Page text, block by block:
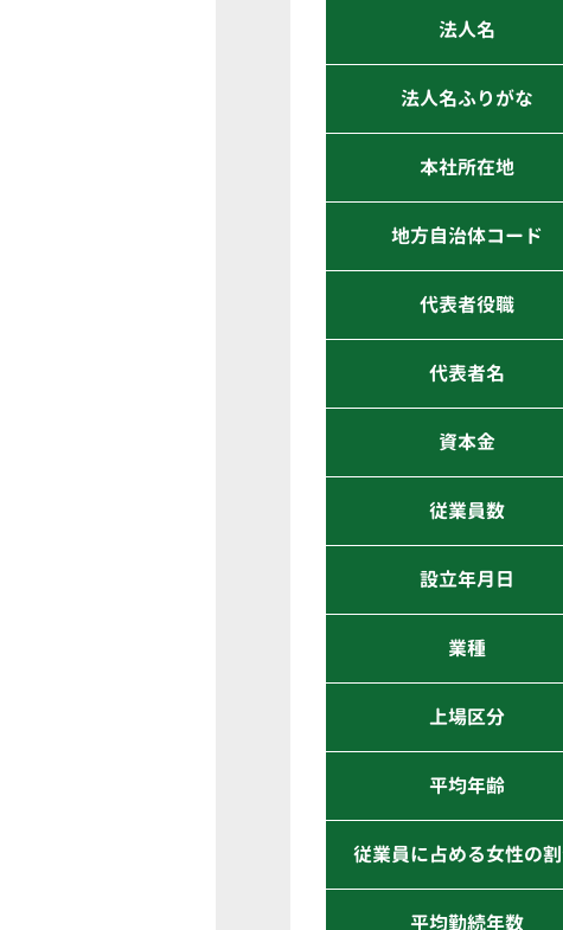
法人名
法人名ふりがな
本社所在地
地方自治体コード
代表者役職
代表者名
資本金
従業員数
設立年月日
業種
上場区分
平均年齢
従業員に占める女性の
平均勤続年数